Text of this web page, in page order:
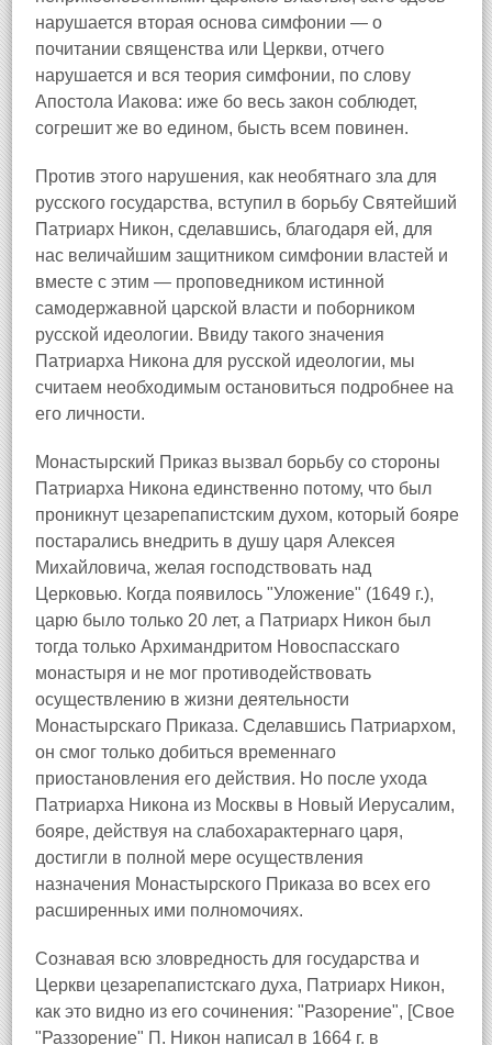
нарушается вторая основа симфонии — о
почитании священства или Церкви, отчего
нарушается и вся теория симфонии, по слову
Апостола Иакова: иже бо весь закон соблюдет,
согрешит же во едином, бысть всем повинен.
Против этого нарушения, как необятнаго зла для
русского государства, вступил в борьбу Святейший
Патриарх Никон, сделавшись, благодаря ей, для
нас величайшим защитником симфонии властей и
вместе с этим — проповедником истинной
самодержавной царской власти и поборником
русской идеологии. Ввиду такого значения
Патриарха Никона для русской идеологии, мы
считаем необходимым остановиться подробнее на
его личности.
Монастырский Приказ вызвал борьбу со стороны
Патриарха Никона единственно потому, что был
проникнут цезарепапистским духом, который бояре
постарались внедрить в душу царя Алексея
Михайловича, желая господствовать над
Церковью. Когда появилось "Уложение" (1649 г.),
царю было только 20 лет, а Патриарх Никон был
тогда только Архимандритом Новоспасскаго
монастыря и не мог противодействовать
осуществлению в жизни деятельности
Монастырскаго Приказа. Сделавшись Патриархом,
он смог только добиться временнаго
приостановления его действия. Но после ухода
Патриарха Никона из Москвы в Новый Иерусалим,
бояре, действуя на слабохарактернаго царя,
достигли в полной мере осуществления
назначения Монастырского Приказа во всех его
расширенных ими полномочиях.
Сознавая всю зловредность для государства и
Церкви цезарепапистскаго духа, Патриарх Никон,
как это видно из его сочинения: "Разорение", [Свое
"Раззорение" П. Никон написал в 1664 г. в